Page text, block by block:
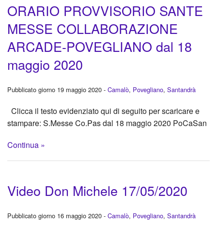
ORARIO PROVVISORIO SANTE
MESSE COLLABORAZIONE
ARCADE-POVEGLIANO dal 18
maggio 2020
Pubblicato giorno 19 maggio 2020 - Camalò, Povegliano, Santandrà
Clicca il testo evidenziato qui di seguito per scaricare e
stampare: S.Messe Co.Pas dal 18 maggio 2020 PoCaSan
Continua »
Video Don Michele 17/05/2020
Pubblicato giorno 16 maggio 2020 - Camalò, Povegliano, Santandrà